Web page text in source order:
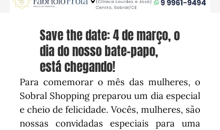
Save the date: 4 de março, o
dia do nosso bate-papo,
está chegando!
Para comemorar o mês das mulheres, o
Sobral Shopping preparou um dia especial
e cheio de felicidade. Vocês, mulheres, são
nossas convidadas especiais para uma